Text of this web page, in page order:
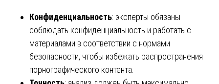
Конфиденциальность: эксперты обязаны
соблюдать конфиденциальность и работать с
материалами в соответствии с нормами
безопасности, чтобы избежать распространения
порнографического контента.